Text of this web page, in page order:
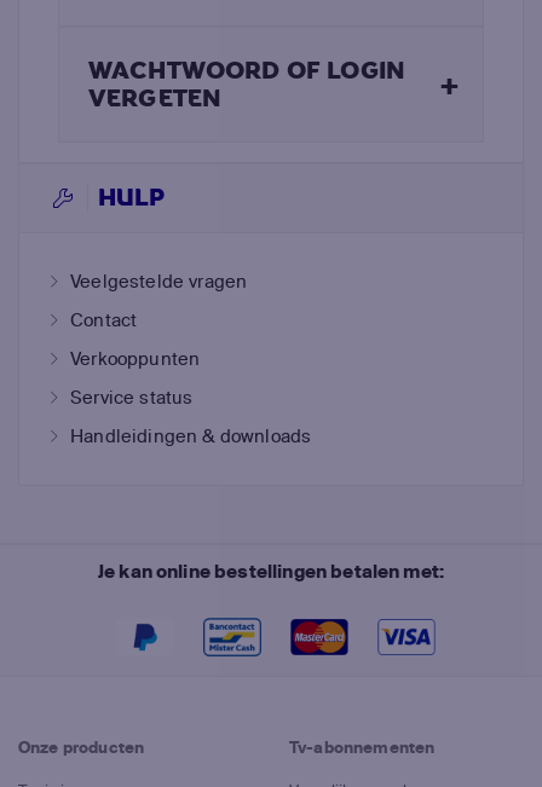
WACHTWOORD OF LOGIN
VERGETEN
+
HULP
Veelgestelde vragen
Contact
Verkooppunten
Service status
Handleidingen & downloads
Je kan online bestellingen betalen met:
Onze producten Tv-abonnementen